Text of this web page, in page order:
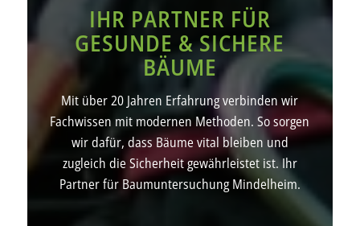
IHR PARTNER FÜR
GESUNDE & SICHERE
BÄUME
Mit über 20 Jahren Erfahrung verbinden wir
Fachwissen mit modernen Methoden. So sorgen
wir dafür, dass Bäume vital bleiben und
zugleich die Sicherheit gewährleistet ist. Ihr
Partner für Baumuntersuchung Mindelheim.